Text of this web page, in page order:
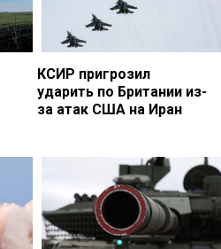
КСИР пригрозил
ударить по Британии из-
за атак США на Иран